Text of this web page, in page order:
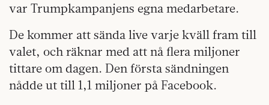
var Trumpkampanjens egna medarbetare.
De kommer att sända live varje kväll fram till
valet, och räknar med att nå flera miljoner
tittare om dagen. Den första sändningen
nådde ut till 1,1 miljoner på Facebook.